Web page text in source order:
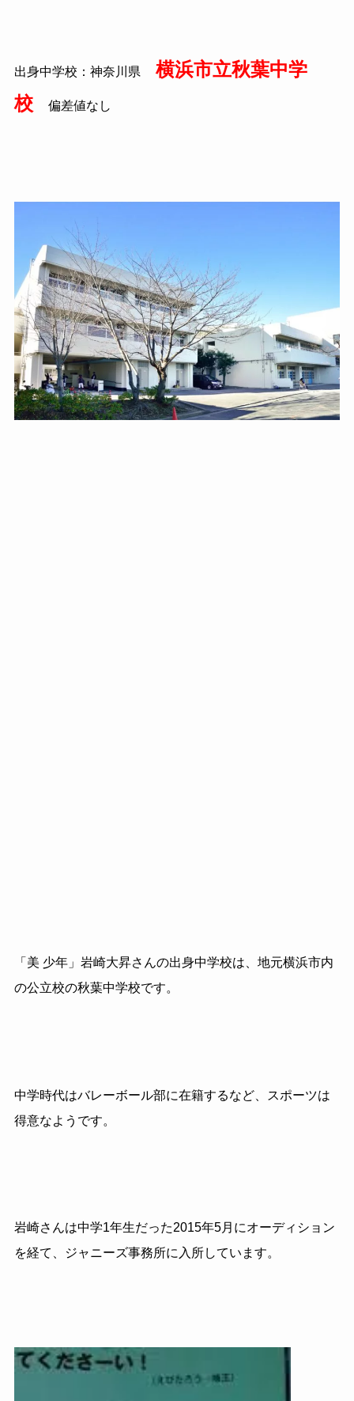
出身中学校：神奈川県
横浜市立秋葉中学
校
偏差値なし
「美 少年」岩崎大昇さんの出身中学校は、地元横浜市内
の公立校の秋葉中学校です。
中学時代はバレーボール部に在籍するなど、スポーツは
得意なようです。
岩崎さんは中学1年生だった2015年5月にオーディション
を経て、ジャニーズ事務所に入所しています。